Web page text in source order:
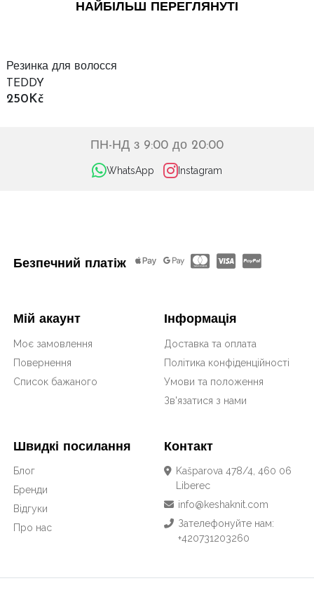
НАЙБІЛЬШ ПЕРЕГЛЯНУТІ
Резинка для волосся
TEDDY
250Kč
ПН-НД з 9:00 до 20:00
WhatsApp Instagram
Безпечний платіж
Швидкі посилання
Блог
Бренди
Відгуки
Про нас
Мій акаунт
Моє замовлення
Повернення
Список бажаного
Інформація
Доставка та оплата
Політика конфіденційності
Умови та положення
Зв'язатися з нами
Контакт
Kašparova 478/4, 460 06
Liberec
info@keshaknit.com
Зателефонуйте нам:
+420731203260